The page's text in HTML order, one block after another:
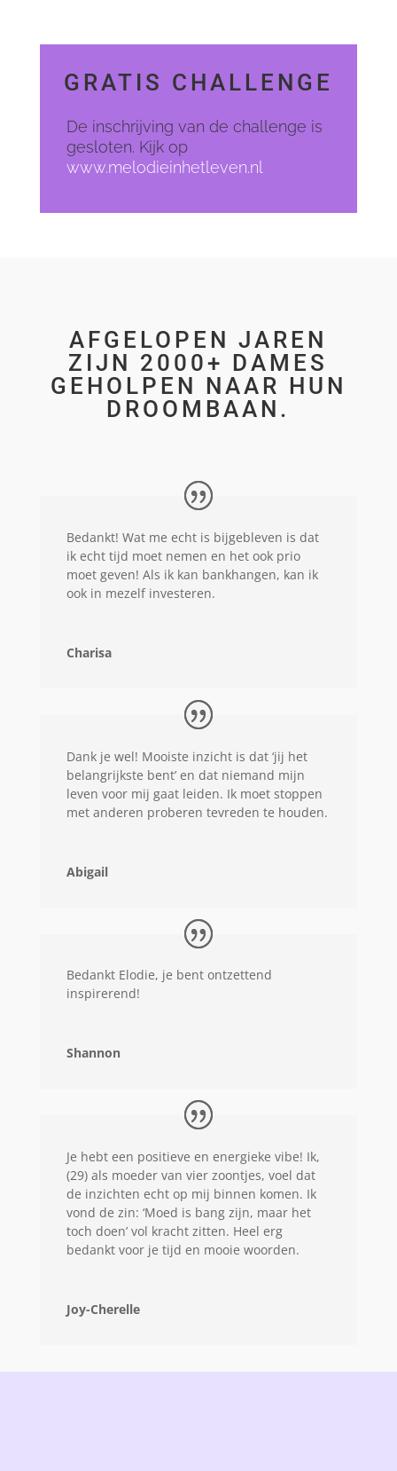
GRATIS CHALLENGE
De inschrijving van de challenge is
gesloten. Kijk op
www.melodieinhetleven.nl .
AFGELOPEN JAREN
ZIJN 2000+ DAMES
GEHOLPEN NAAR HUN
DROOMBAAN.
Bedankt! Wat me echt is bijgebleven is dat
ik echt tijd moet nemen en het ook prio
moet geven! Als ik kan bankhangen, kan ik
ook in mezelf investeren.
Charisa
Dank je wel! Mooiste inzicht is dat ‘jij het
belangrijkste bent’ en dat niemand mijn
leven voor mij gaat leiden. Ik moet stoppen
met anderen proberen tevreden te houden.
Abigail
Bedankt Elodie, je bent ontzettend
inspirerend!
Shannon
Je hebt een positieve en energieke vibe! Ik,
(29) als moeder van vier zoontjes, voel dat
de inzichten echt op mij binnen komen. Ik
vond de zin: ‘Moed is bang zijn, maar het
toch doen’ vol kracht zitten. Heel erg
bedankt voor je tijd en mooie woorden.
Joy-Cherelle